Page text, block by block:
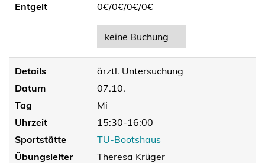
Entgelt
0€/0€/0€/0€
keine Buchung
Details
ärztl. Untersuchung
Datum
07.10.
Tag
Mi
Uhrzeit
15:30-16:00
Sportstätte
TU-Bootshaus
Übungsleiter
Theresa Krüger